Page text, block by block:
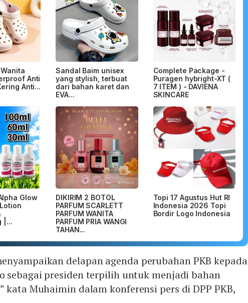
Anti
Anti...
Sandal Baim unisex
yang stylish, terbuat
dari bahan karet dan
EVA...
Complete Package -
Puragen hybright-XT (
7 ITEM ) - DAVIENA
SKINCARE
Glow
|...
DIKIRIM 2 BOTOL
PARFUM SCARLETT
PARFUM WANITA
PARFUM PRIA WANGI
TAHAN...
Topi 17 Agustus Hut RI
Indonesia 2026 Topi
Bordir Logo Indonesia
delapan agenda perubahan PKB kepada
sebagai presiden terpilih untuk menjadi bahan
kata Muhaimin dalam konferensi pers di DPP PKB,